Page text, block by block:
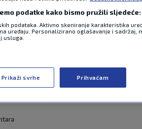
Bjelica,
za SK –
podatke kako bismo pružili sljedeće:
podataka. Aktivno skeniranje karakteristika
uređaju. Personalizirano oglašavanje i sadržaj,
usluga.
Prikaži svrhe Prihvaćam